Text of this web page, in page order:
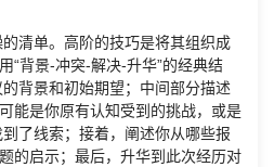
清单。高阶的技巧是将其组织成
“背景-冲突-解决-升华”的经典结
背景和初始期望；中间部分描述
能是你原有认知受到的挑战，或是
了线索；接着，阐述你从哪些报
的启示；最后，升华到此次经历对